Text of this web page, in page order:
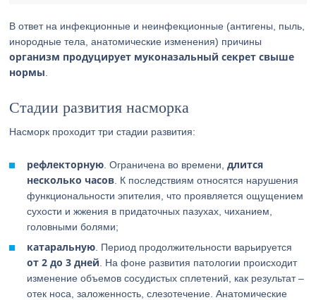
В ответ на инфекционные и неинфекционные (антигены, пыль,
инородные тела, анатомические изменения) причины
организм продуцирует муконазальный секрет свыше
нормы
Стадии развития насморка
Насморк проходит три стадии развития:
рефлекторную . Ограничена во времени,длится
несколько часов . К последствиям относятся нарушения
функциональности эпителия, что проявляется ощущением
сухости и жжения в придаточных пазухах, чиханием,
головными болями;
катаральную . Период продолжительности варьируется
от 2 до 3 дней . На фоне развития патологии происходит
изменение объемов сосудистых сплетений, как результат –
отек носа, заложенность, слезотечение. Анатомические